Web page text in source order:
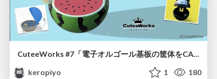
CuteeWorks #7「電子オルゴール基板の筐体をCADで設計しよう！」後編
keropiyo
1 180